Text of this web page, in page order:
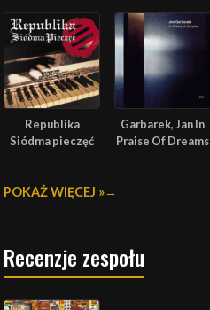
Republika
Siódma pieczęć
Garbarek, Jan In
Praise Of Dreams
POKAŻ WIĘCEJ »
Recenzje zespołu